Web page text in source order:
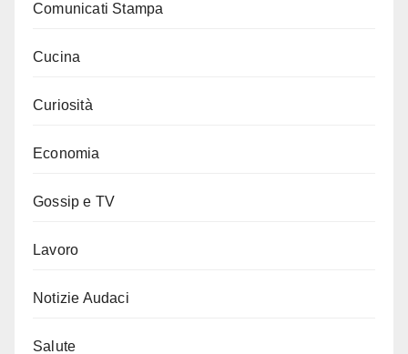
Comunicati Stampa
Cucina
Curiosità
Economia
Gossip e TV
Lavoro
Notizie Audaci
Salute